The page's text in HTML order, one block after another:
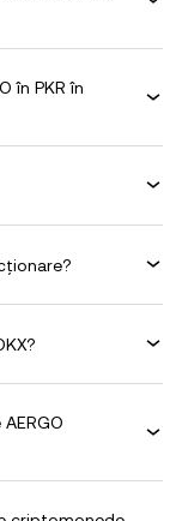
în PKR în